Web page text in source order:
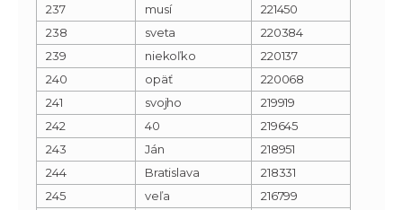
237
musí
221450
238
sveta
220384
239
niekoľko
220137
240
opäť
220068
241
svojho
219919
242
40
219645
243
Ján
218951
244
Bratislava
218331
245
veľa
216799